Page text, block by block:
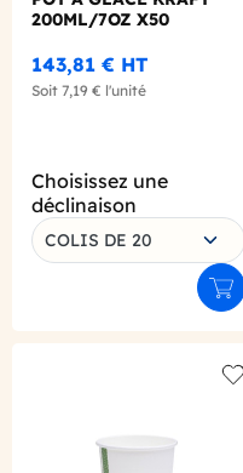
200ML/7OZ X50
143,81 € HT
Soit 7,19 € l'unité
Choisissez une
déclinaison
COLIS DE 20